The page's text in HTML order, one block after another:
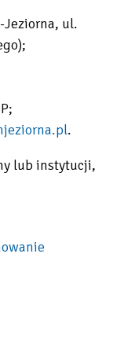
Jeziorna, ul.
.
lub instytucji,